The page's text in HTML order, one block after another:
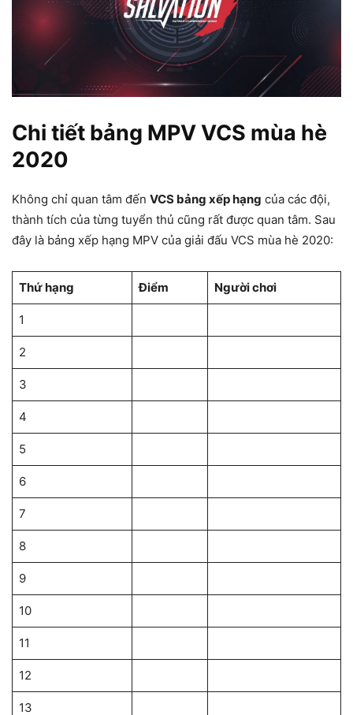
Chi tiết bảng MPV VCS mùa hè
2020
Không chỉ quan tâm đến VCS bảng xếp hạng của các đội,
thành tích của từng tuyển thủ cũng rất được quan tâm. Sau
đây là bảng xếp hạng MPV của giải đấu VCS mùa hè 2020:
Thứ hạng Điểm Người chơi
1
2
3
4
5
6
7
8
9
10
11
12
13